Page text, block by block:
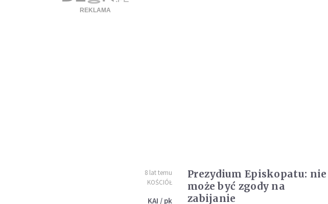
8 lat temu
KOŚCIÓŁ
KAI / pk
Prezydium Episkopatu: nie
może być zgody na
zabijanie